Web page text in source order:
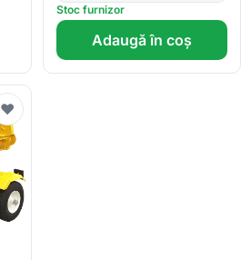
Stoc furnizor
Adaugă în coș
♥